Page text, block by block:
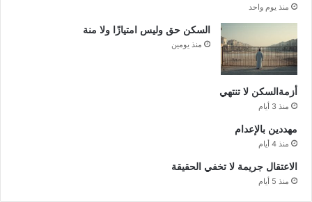
منذ يوم واحد
السكن حق وليس امتيازًا ولا منة
منذ يومين
أزمةالسكن لا تنتهي
منذ 3 أيام
مهددين بالإعدام
منذ 4 أيام
الاعتقال جريمة لا تخفي الحقيقة
منذ 5 أيام